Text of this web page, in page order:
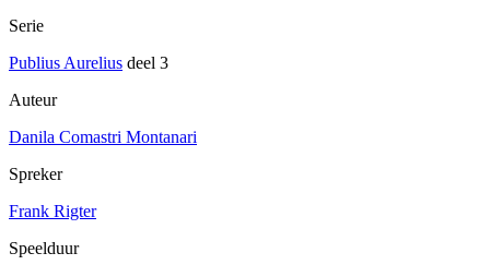
Serie
Publius Aurelius deel 3
Auteur
Danila Comastri Montanari
Spreker
Frank Rigter
Speelduur